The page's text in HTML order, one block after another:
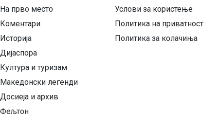
На прво место
Коментари
Историја
Дијаспора
Култура и туризам
Македонски легенди
Досиеја и архив
Фељтон
Услови за користење
Политика на приватност
Политика за колачиња